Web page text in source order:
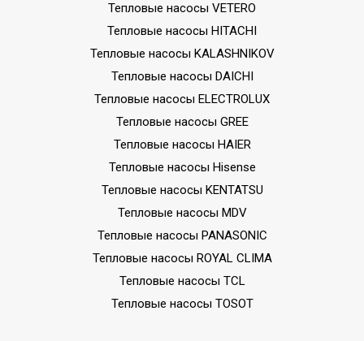
Тепловые насосы VETERO
Тепловые насосы HITACHI
Тепловые насосы KALASHNIKOV
Тепловые насосы DAICHI
Тепловые насосы ELECTROLUX
Тепловые насосы GREE
Тепловые насосы HAIER
Тепловые насосы Hisense
Тепловые насосы KENTATSU
Тепловые насосы MDV
Тепловые насосы PANASONIC
Тепловые насосы ROYAL CLIMA
Тепловые насосы TCL
Тепловые насосы TOSOT